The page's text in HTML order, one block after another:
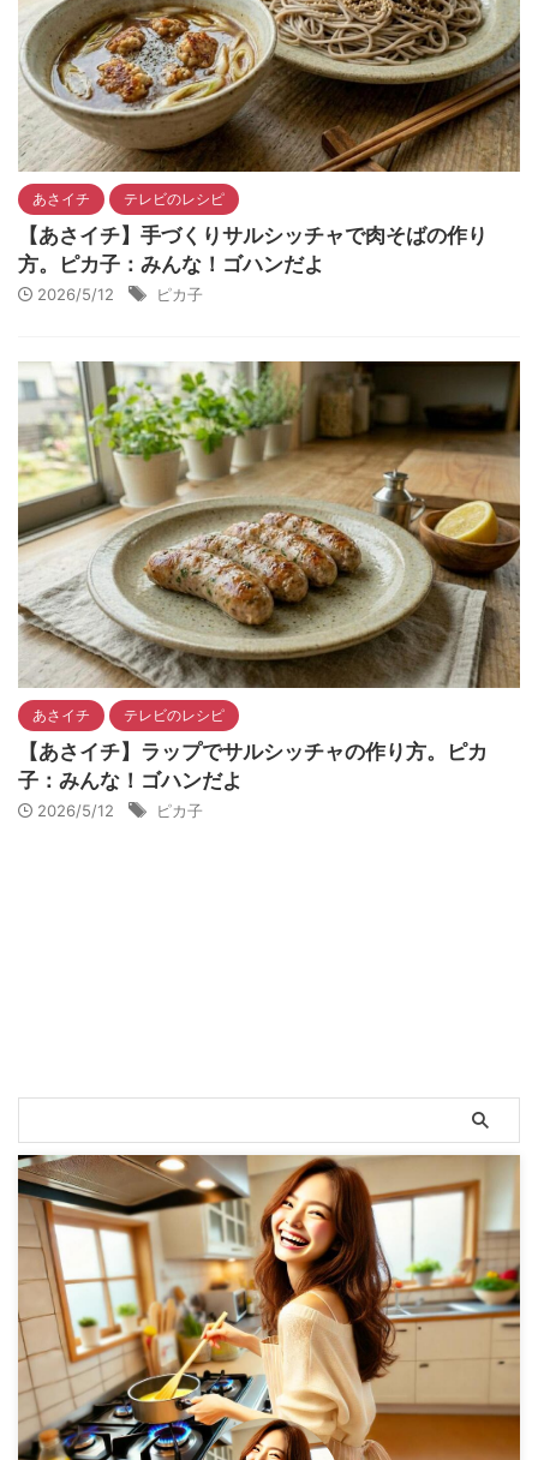
あさイチ テレビのレシピ
【あさイチ】手づくりサルシッチャで肉そばの作り
方。ピカ子：みんな！ゴハンだよ
2026/5/12 ピカ子
あさイチ テレビのレシピ
【あさイチ】ラップでサルシッチャの作り方。ピカ
子：みんな！ゴハンだよ
2026/5/12 ピカ子